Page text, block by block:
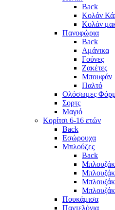
Back
Κολάν
Κολάν
Πανοφώρια
Back
Αμάνικα
Γούνες
Ζακέτες
Μπουφάν
Παλτό
Ολόσωμες
Σορτς
Μαγιό
Κορίτσι 6-16 ετών
Back
Εσώρουχα
Μπλούζες
Back
Πουκάμισα
Παντελόνια